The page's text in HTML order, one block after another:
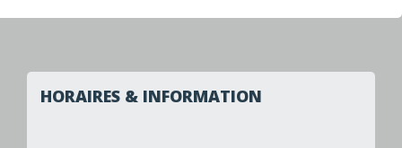
HORAIRES & INFORMATION